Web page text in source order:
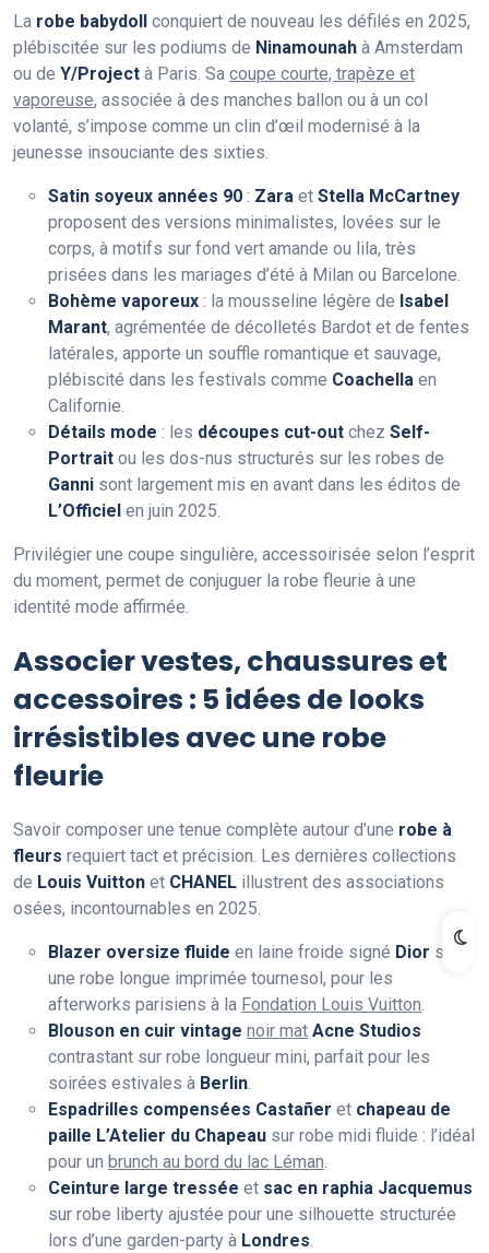
La robe babydoll conquiert de nouveau les défilés en 2025,
plébiscitée sur les podiums de Ninamounah à Amsterdam
ou de Y/Project à Paris. Sa coupe courte, trapèze et
vaporeuse, associée à des manches ballon ou à un col
volanté, s’impose comme un clin d’œil modernisé à la
jeunesse insouciante des sixties.
Satin soyeux années 90 : Zara et Stella McCartney
proposent des versions minimalistes, lovées sur le
corps, à motifs sur fond vert amande ou lila, très
prisées dans les mariages d’été à Milan ou Barcelone.
Bohème vaporeux : la mousseline légère de Isabel
Marant, agrémentée de décolletés Bardot et de fentes
latérales, apporte un souffle romantique et sauvage,
plébiscité dans les festivals comme Coachella en
Californie.
Détails mode : les découpes cut-out chez Self-
Portrait ou les dos-nus structurés sur les robes de
Ganni sont largement mis en avant dans les éditos de
L’Officiel en juin 2025.
Privilégier une coupe singulière, accessoirisée selon l’esprit
du moment, permet de conjuguer la robe fleurie à une
identité mode affirmée.
Associer vestes, chaussures et
accessoires : 5 idées de looks
irrésistibles avec une robe
fleurie
Savoir composer une tenue complète autour d’une robe à
fleurs requiert tact et précision. Les dernières collections
de Louis Vuitton et CHANEL illustrent des associations
osées, incontournables en 2025.
Blazer oversize fluide en laine froide signé Dior sur
une robe longue imprimée tournesol, pour les
afterworks parisiens à la Fondation Louis Vuitton
Blouson en cuir vintage noir mat Acne Studios
contrastant sur robe longueur mini, parfait pour les
soirées estivales à Berlin
Espadrilles compensées Castañer et chapeau de
paille L’Atelier du Chapeau sur robe midi fluide : l’idéal
pour un brunch au bord du lac Léman
Ceinture large tressée et sac en raphia Jacquemus
sur robe liberty ajustée pour une silhouette structurée
lors d’une garden-party à Londres